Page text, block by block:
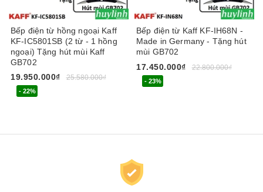
Bếp điện từ hồng ngoại Kaff
KF-IC5801SB (2 từ - 1 hồng
ngoại) Tặng hút mùi Kaff
GB702
19.950.000₫
25.580.000₫
- 22%
Bếp điện từ Kaff KF-IH68N -
Made in Germany - Tặng hút
mùi GB702
17.450.000₫
22.800.000₫
- 23%